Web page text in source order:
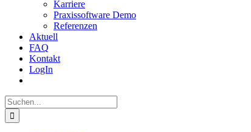
Karriere
Praxissoftware Demo
Referenzen
Aktuell
FAQ
Kontakt
LogIn
Suche
nach: